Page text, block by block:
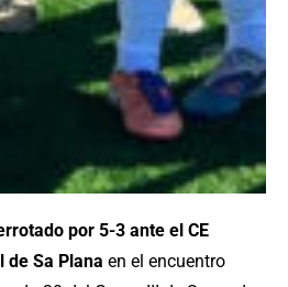
por 5-3 ante el CE
de Sa Plana en el encuentro